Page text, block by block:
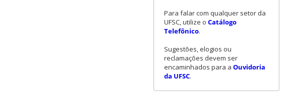
Para falar com qualquer setor da
UFSC, utilize o Catálogo
Telefônico.
Sugestões, elogios ou
reclamações devem ser
encaminhados para a Ouvidoria
da UFSC.